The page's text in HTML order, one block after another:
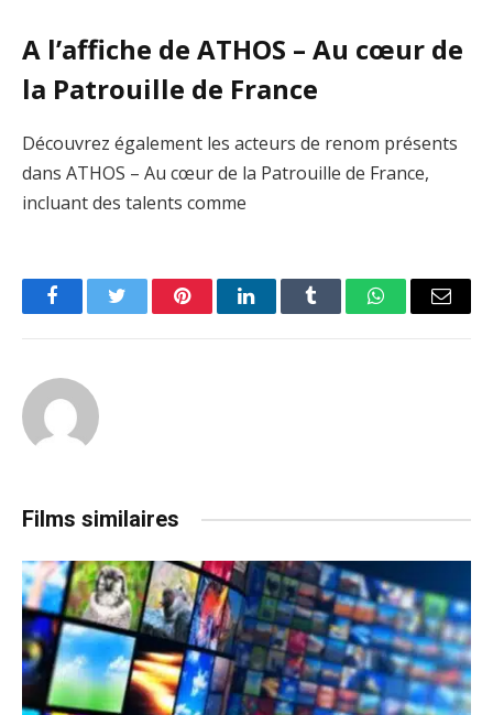
A l’affiche de ATHOS – Au cœur de
la Patrouille de France
Découvrez également les acteurs de renom présents
dans ATHOS – Au cœur de la Patrouille de France,
incluant des talents comme
FacebookTwitter PinterestLinkedInTumblr WhatsAppEmail
Films similaires